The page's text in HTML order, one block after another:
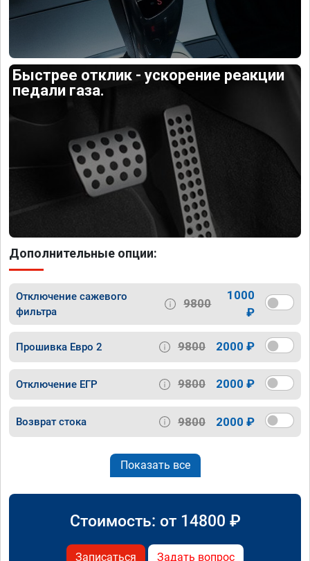
Быстрее отклик - ускорение реакции
педали газа.
Дополнительные опции:
Отключение сажевого
фильтра
9800
1000
₽
Прошивка Евро 2 9800 2000 ₽
Отключение ЕГР 9800 2000 ₽
Возврат стока 9800 2000 ₽
Показать все
Стоимость: от 14800 ₽
Записаться Задать вопрос